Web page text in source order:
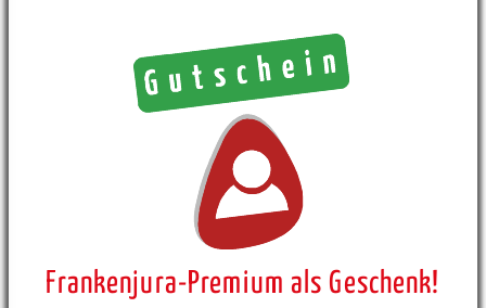
Frankenjura-Premium als Geschenk!